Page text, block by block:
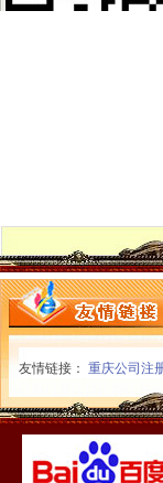
重庆市渝中区化龙桥
重庆市渝中区化龙桥
（出件）重庆渝中区
重庆市渝中区化龙桥
重庆渝中区化龙桥长
化龙桥花店（
渝中区化龙桥专业公
渝中区化龙桥驾校的是
重庆市渝中区化龙桥
重庆技能培训_重庆渝
重庆渝中区化龙桥国
渝中区化龙桥
渝中区化龙桥片区（
重庆渝中区化龙桥国
友情链接： 重庆公司注